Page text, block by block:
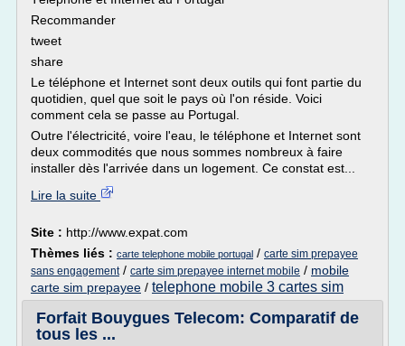
Recommander
tweet
share
Le téléphone et Internet sont deux outils qui font partie du
quotidien, quel que soit le pays où l'on réside. Voici
comment cela se passe au Portugal.
Outre l'électricité, voire l'eau, le téléphone et Internet sont
deux commodités que nous sommes nombreux à faire
installer dès l'arrivée dans un logement. Ce constat est...
Lire la suite
Site : http://www.expat.com
Thèmes liés : carte telephone mobile portugal / carte sim prepayee
sans engagement/ carte sim prepayee internet mobile / mobile
carte sim prepayee / telephone mobile 3 cartes sim
Forfait Bouygues Telecom: Comparatif de
tous les ...